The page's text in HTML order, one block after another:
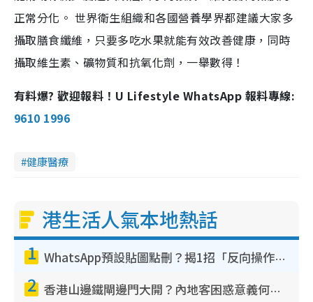
正常分化。 世界衛生組織和各國營養學界都建議大家多
攝取膳食纖維，只要多吃水果就能有效改善健康，同時
攝取維生素、礦物質和抗氧化劑，一舉數得！
有料爆? 歡迎報料！U Lifestyle WhatsApp 報料專線:
9610 1996
健康醫療
港生活人氣本地熱話
1 WhatsApp預設貼圖點刪？揭1招「反向操作」還原簡潔介面 附3步實測教學
2 香港山邊鐵閘邊門大開？內地客困惑意義何在！網民神回覆：呢種叫法理性防禦